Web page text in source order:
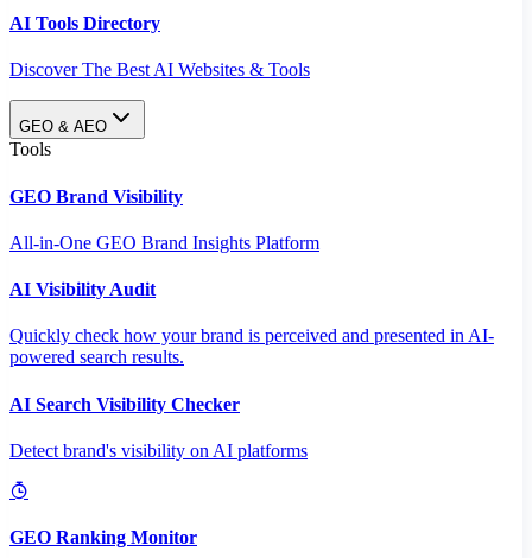
AI Tools Directory
Discover The Best AI Websites & Tools
GEO & AEO
Tools
GEO Brand Visibility
All-in-One GEO Brand Insights Platform
AI Visibility Audit
Quickly check how your brand is perceived and presented in AI-
powered search results.
AI Search Visibility Checker
Detect brand's visibility on AI platforms
GEO Ranking Monitor